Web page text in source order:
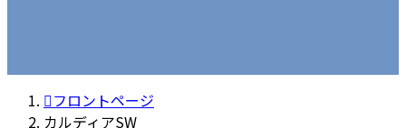
フロントページ
カルディアSW